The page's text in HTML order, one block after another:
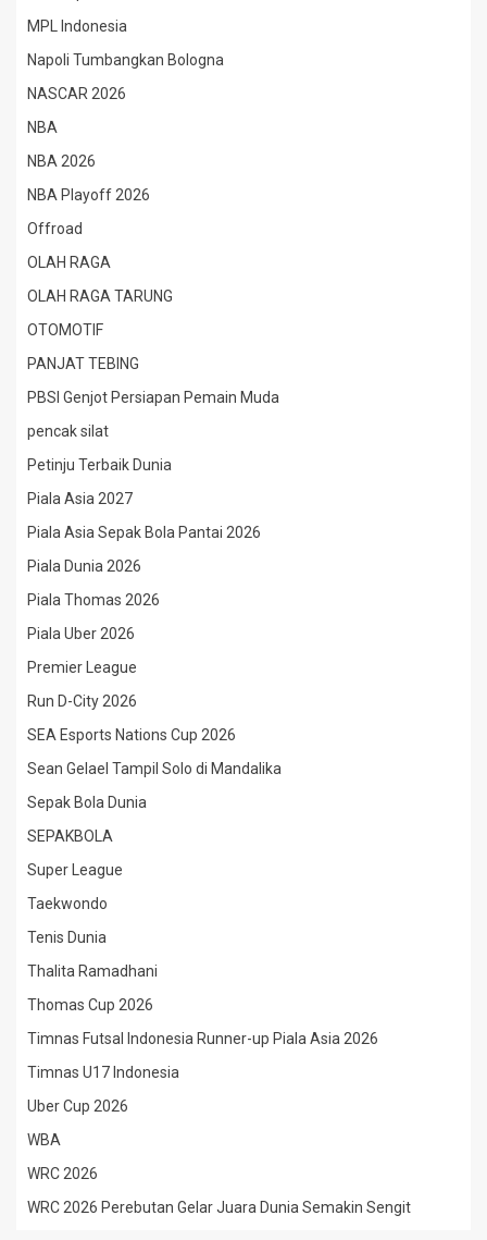
MPL Indonesia
Napoli Tumbangkan Bologna
NASCAR 2026
NBA
NBA 2026
NBA Playoff 2026
Offroad
OLAH RAGA
OLAH RAGA TARUNG
OTOMOTIF
PANJAT TEBING
PBSI Genjot Persiapan Pemain Muda
pencak silat
Petinju Terbaik Dunia
Piala Asia 2027
Piala Asia Sepak Bola Pantai 2026
Piala Dunia 2026
Piala Thomas 2026
Piala Uber 2026
Premier League
Run D-City 2026
SEA Esports Nations Cup 2026
Sean Gelael Tampil Solo di Mandalika
Sepak Bola Dunia
SEPAKBOLA
Super League
Taekwondo
Tenis Dunia
Thalita Ramadhani
Thomas Cup 2026
Timnas Futsal Indonesia Runner-up Piala Asia 2026
Timnas U17 Indonesia
Uber Cup 2026
WBA
WRC 2026
WRC 2026 Perebutan Gelar Juara Dunia Semakin Sengit